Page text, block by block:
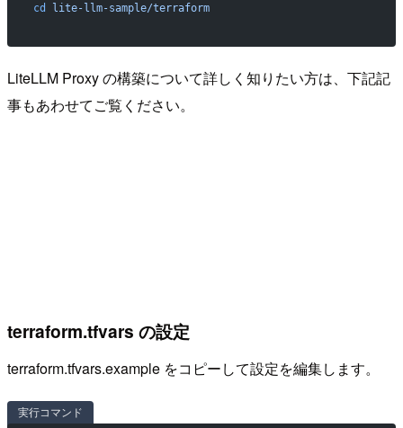
cd
lite-llm-sample/terraform
LiteLLM Proxy の構築について詳しく知りたい方は、下記記
事もあわせてご覧ください。
terraform.tfvars の設定
terraform.tfvars.example をコピーして設定を編集します。
実行コマンド